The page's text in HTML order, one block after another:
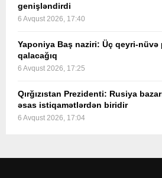
genişləndirdi
6 Avqust 2026, 17:40
Yaponiya Baş naziri: Üç qeyri-
qalacağıq
6 Avqust 2026, 17:25
Qırğızıstan Prezidenti: Rusiya
əsas istiqamətlərdən biridir
6 Avqust 2026, 17:04